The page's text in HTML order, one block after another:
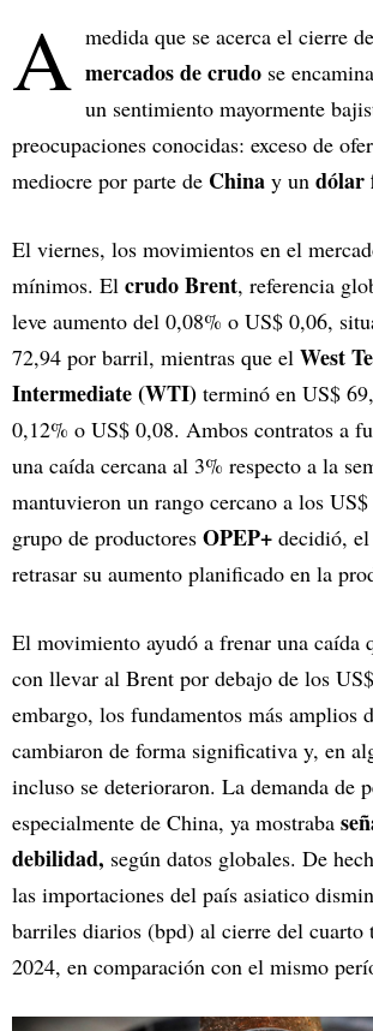
A medida que se acerca el cierre
mercados de crudo se
un sentimiento mayormente
preocupaciones conocidas: exceso de
mediocre por parte de China y un dólar
El viernes, los movimientos en el
mínimos. El crudo Brent, referencia
leve aumento del 0,08% o US$ 0,06,
72,94 por barril, mientras que el West
Intermediate (WTI) terminó en US$
0,12% o US$ 0,08. Ambos contratos a
una caída cercana al 3% respecto a la
mantuvieron un rango cercano a los
grupo de productores OPEP+ decidió,
retrasar su aumento planificado en la
El movimiento ayudó a frenar una caída
con llevar al Brent por debajo de los
embargo, los fundamentos más amplios
cambiaron de forma significativa y, en
incluso se deterioraron. La demanda de
especialmente de China, ya mostraba
debilidad, según datos globales. De
las importaciones del país asiatico
barriles diarios (bpd) al cierre del cuarto
2024, en comparación con el mismo